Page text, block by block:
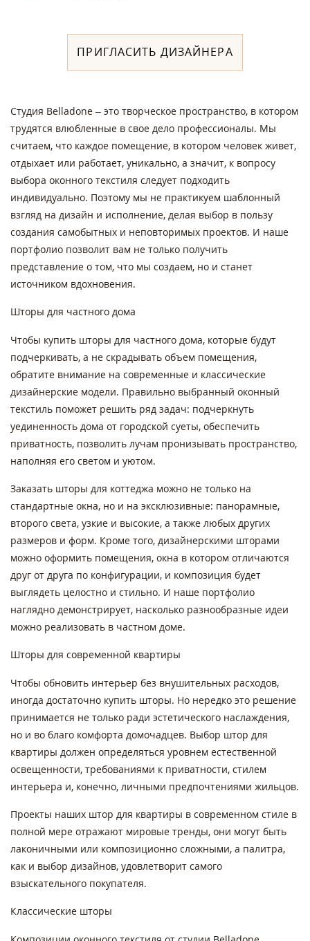
ПРИГЛАСИТЬ ДИЗАЙНЕРА
Студия Belladone – это творческое пространство, в котором
трудятся влюбленные в свое дело профессионалы. Мы
считаем, что каждое помещение, в котором человек живет,
отдыхает или работает, уникально, а значит, к вопросу
выбора оконного текстиля следует подходить
индивидуально. Поэтому мы не практикуем шаблонный
взгляд на дизайн и исполнение, делая выбор в пользу
создания самобытных и неповторимых проектов. И наше
портфолио позволит вам не только получить
представление о том, что мы создаем, но и станет
источником вдохновения.
Шторы для частного дома
Чтобы купить шторы для частного дома, которые будут
подчеркивать, а не скрадывать объем помещения,
обратите внимание на современные и классические
дизайнерские модели. Правильно выбранный оконный
текстиль поможет решить ряд задач: подчеркнуть
уединенность дома от городской суеты, обеспечить
приватность, позволить лучам пронизывать пространство,
наполняя его светом и уютом.
Заказать шторы для коттеджа можно не только на
стандартные окна, но и на эксклюзивные: панорамные,
второго света, узкие и высокие, а также любых других
размеров и форм. Кроме того, дизайнерскими шторами
можно оформить помещения, окна в котором отличаются
друг от друга по конфигурации, и композиция будет
выглядеть целостно и стильно. И наше портфолио
наглядно демонстрирует, насколько разнообразные идеи
можно реализовать в частном доме.
Шторы для современной квартиры
Чтобы обновить интерьер без внушительных расходов,
иногда достаточно купить шторы. Но нередко это решение
принимается не только ради эстетического наслаждения,
но и во благо комфорта домочадцев. Выбор штор для
квартиры должен определяться уровнем естественной
освещенности, требованиями к приватности, стилем
интерьера и, конечно, личными предпочтениями жильцов.
Проекты наших штор для квартиры в современном стиле в
полной мере отражают мировые тренды, они могут быть
лаконичными или композиционно сложными, а палитра,
как и выбор дизайнов, удовлетворит самого
взыскательного покупателя.
Классические шторы